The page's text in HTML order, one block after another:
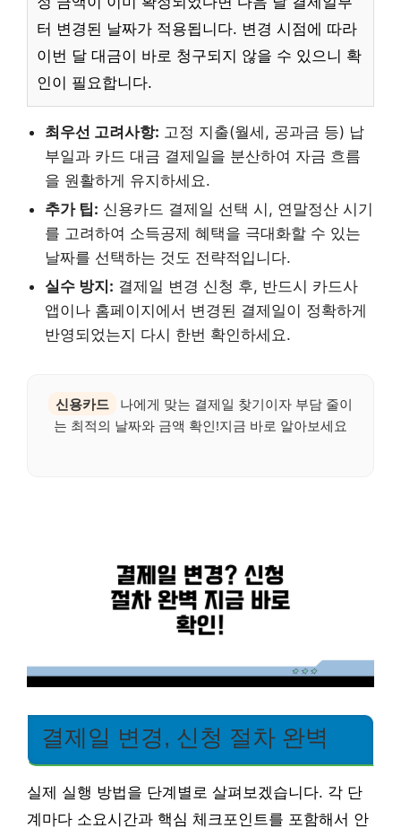
터 변경된 날짜가 적용됩니다. 변경 시점에 따라
이번 달 대금이 바로 청구되지 않을 수 있으니 확
인이 필요합니다.
최우선 고려사항: 고정 지출(월세, 공과금 등) 납
부일과 카드 대금 결제일을 분산하여 자금 흐름
을 원활하게 유지하세요.
추가 팁: 신용카드 결제일 선택 시, 연말정산 시기
를 고려하여 소득공제 혜택을 극대화할 수 있는
날짜를 선택하는 것도 전략적입니다.
실수 방지: 결제일 변경 신청 후, 반드시 카드사
앱이나 홈페이지에서 변경된 결제일이 정확하게
반영되었는지 다시 한번 확인하세요.
신용카드
나에게 맞는 결제일 찾기이자 부담 줄이
는 최적의 날짜와 금액 확인!지금 바로 알아보세요
결제일 변경, 신청 절차 완벽
실제 실행 방법을 단계별로 살펴보겠습니다. 각 단
계마다 소요시간과 핵심 체크포인트를 포함해서 안